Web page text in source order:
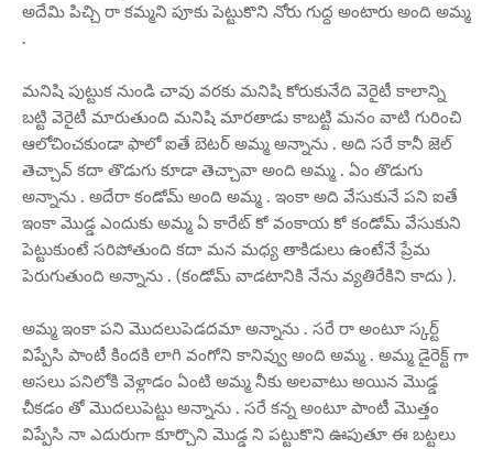
అదేమి పిచ్చి రా కమ్మని పూకు పెట్టుకొని నోరు గుద్ద అంటారు అంది అమ్మ
.
మనిషి పుట్టుక నుండి చావు వరకు మనిషి కోరుకునేది వెరైటీ కాలాన్ని
బట్టి వెరైటీ మారుతుంది మనిషి మారతాడు కాబట్టి మనం వాటి గురించి
ఆలోచించకుండా ఫాలో ఐతే బెటర్ అమ్మ అన్నాను . అది సరే కానీ జెల్
తెచ్చావ్ కదా తొడుగు కూడా తెచ్చావా అంది అమ్మ . ఏం తొడుగు
అన్నాను . అదేరా కండోమ్ అంది అమ్మ . ఇంకా అది వేసుకునే పని ఐతే
ఇంకా మొడ్డ ఎందుకు అమ్మ ఏ కారేట్ కో వంకాయ కో కండోమ్ వేసుకుని
పెట్టుకుంటే సరిపోతుంది కదా మన మధ్య తాకిడులు ఉంటేనే ప్రేమ
పెరుగుతుంది అన్నాను . (కండోమ్ వాడటానికి నేను వ్యతిరేకిని కాదు ).
అమ్మ ఇంకా పని మొదలుపెడదమా అన్నాను . సరే రా అంటూ స్కర్ట్
విప్పేసి పాంటీ కిందకి లాగి వంగోని కానివ్వు అంది అమ్మ . అమ్మ డైరెక్ట్ గా
అసలు పనిలోకి వెళ్లాడం ఏంటి అమ్మ నీకు అలవాటు అయిన మొడ్డ
చీకడం తో మొదలుపెట్టు అన్నాను . సరే కన్న అంటూ పాంటీ మొత్తం
విప్పేసి నా ఎదురుగా కూర్చొని మొడ్డ ని పట్టుకొని ఊపుతూ ఈ బట్టలు